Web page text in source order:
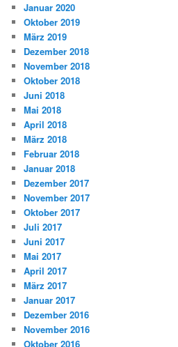
Januar 2020
Oktober 2019
März 2019
Dezember 2018
November 2018
Oktober 2018
Juni 2018
Mai 2018
April 2018
März 2018
Februar 2018
Januar 2018
Dezember 2017
November 2017
Oktober 2017
Juli 2017
Juni 2017
Mai 2017
April 2017
März 2017
Januar 2017
Dezember 2016
November 2016
Oktober 2016